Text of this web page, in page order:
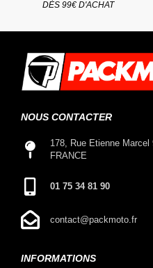
DÈS 99€ D'ACHAT
NOUS CONTACTER
178, Rue Etienne Marcel
FRANCE
01 75 34 81 90
contact@packmoto.fr
INFORMATIONS